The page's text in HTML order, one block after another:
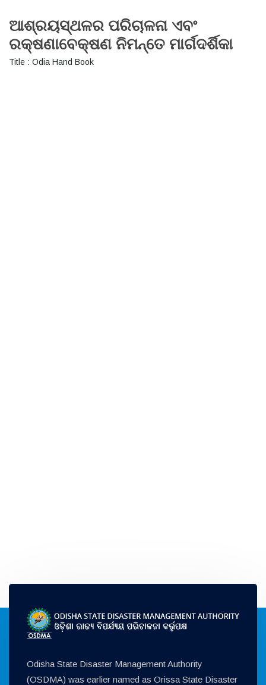
ଆଶ୍ରୟସ୍ଥଳର ପରିଚାଳନା ଏବଂ
ରକ୍ଷଣାବେକ୍ଷଣ ନିମନ୍ତେ ମାର୍ଗଦର୍ଶିକା
Title : Odia Hand Book
Odisha State Disaster Management Authority
(OSDMA) was earlier named as Orissa State Disaster